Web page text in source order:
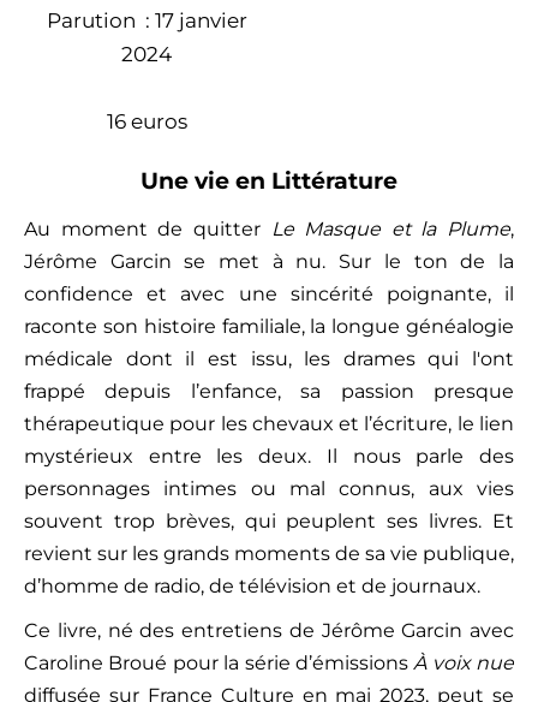
Parution : 17 janvier
2024
16 euros
Une vie en Littérature
Au moment de quitter Le Masque et la Plume,
Jérôme Garcin se met à nu. Sur le ton de la
confidence et avec une sincérité poignante, il
raconte son histoire familiale, la longue généalogie
médicale dont il est issu, les drames qui l'ont
frappé depuis l’enfance, sa passion presque
thérapeutique pour les chevaux et l’écriture, le lien
mystérieux entre les deux. Il nous parle des
personnages intimes ou mal connus, aux vies
souvent trop brèves, qui peuplent ses livres. Et
revient sur les grands moments de sa vie publique,
d’homme de radio, de télévision et de journaux.
Ce livre, né des entretiens de Jérôme Garcin avec
Caroline Broué pour la série d’émissionsÀ voix nue
diffusée sur France Culture en mai 2023, peut se